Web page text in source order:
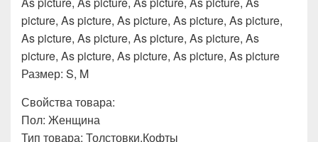
picture, As picture, As picture, As picture, As picture,
As picture, As picture, As picture, As picture, As
picture, As picture, As picture, As picture, As picture
Размер: S, M
Свойства товара:
Пол: Женщина
Тип товара: Толстовки,Кофты